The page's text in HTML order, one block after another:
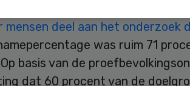
mensen deel aan het onderzoek
was ruim 71
basis van de
dat 60 procent van de